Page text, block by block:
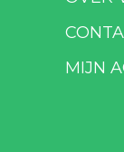
MIJN